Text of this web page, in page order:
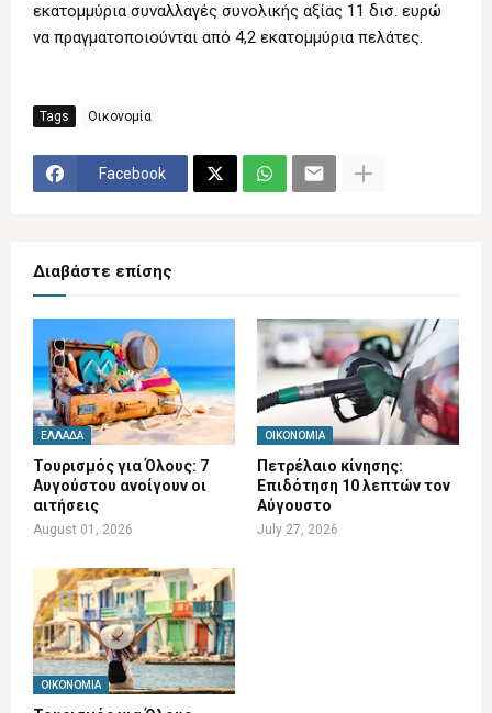
εκατομμύρια συναλλαγές συνολικής αξίας 11 δισ. ευρώ
να πραγματοποιούνται από 4,2 εκατομμύρια πελάτες.
Tags Οικονομία
Facebook
Διαβάστε επίσης
ΕΛΛΆΔΑ
Τουρισμός για Όλους: 7
Αυγούστου ανοίγουν οι
αιτήσεις
August 01, 2026
ΟΙΚΟΝΟΜΊΑ
Πετρέλαιο κίνησης:
Επιδότηση 10 λεπτών τον
Αύγουστο
July 27, 2026
ΟΙΚΟΝΟΜΊΑ